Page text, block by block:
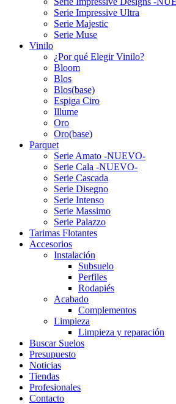
Serie Impressive Ultra
Serie Majestic
Serie Muse
Vinilo
¿Por qué Elegir Vinilo?
Bloom
Blos
Blos(base)
Espiga Ciro
Illume
Oro
Oro(base)
Parquet
Serie Amato -NUEVO-
Serie Cala -NUEVO-
Serie Cascada
Serie Disegno
Serie Intenso
Serie Massimo
Serie Palazzo
Tarimas Flotantes
Accesorios
Instalación
Subsuelo
Perfiles
Rodapiés
Acabado
Complementos
Limpieza
Limpieza y reparación
Buscar Suelos
Presupuesto
Noticias
Tiendas
Profesionales
Contacto